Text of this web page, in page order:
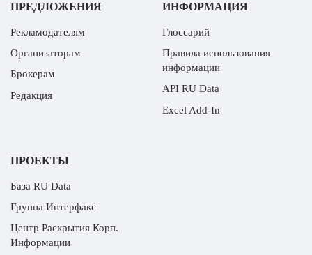
ПРЕДЛОЖЕНИЯ
Рекламодателям
Организаторам
Брокерам
Редакция
ИНФОРМАЦИЯ
Глоссарий
Правила использования
информации
API RU Data
Excel Add-In
ПРОЕКТЫ
База RU Data
Группа Интерфакс
Центр Раскрытия Корп.
Информации